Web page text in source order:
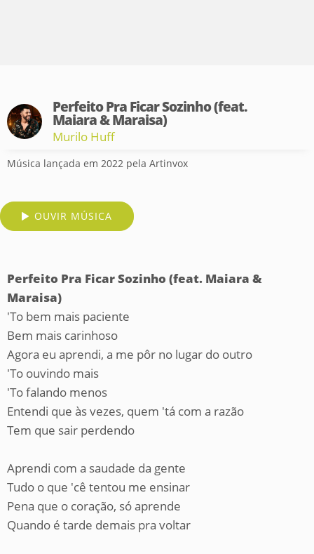
Perfeito Pra Ficar Sozinho (feat.
Maiara & Maraisa)
Murilo Huff
Música lançada em 2022 pela Artinvox
OUVIR MÚSICA
Perfeito Pra Ficar Sozinho (feat. Maiara &
Maraisa)
'To bem mais paciente
Bem mais carinhoso
Agora eu aprendi, a me pôr no lugar do outro
'To ouvindo mais
'To falando menos
Entendi que às vezes, quem 'tá com a razão
Tem que sair perdendo
Aprendi com a saudade da gente
Tudo o que 'cê tentou me ensinar
Pena que o coração, só aprende
Quando é tarde demais pra voltar